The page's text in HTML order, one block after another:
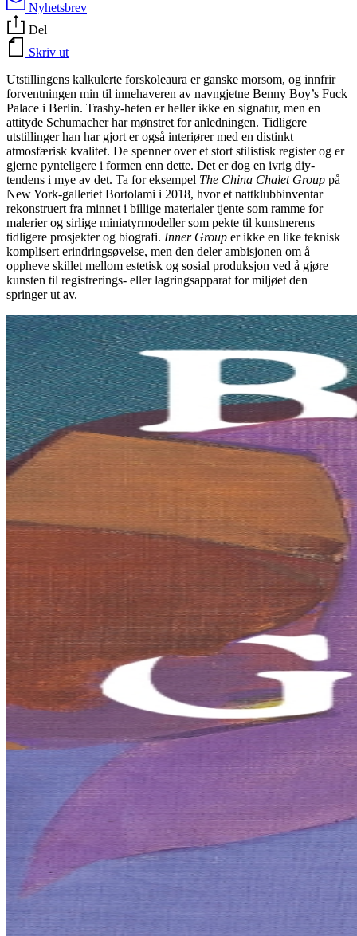
Nyhetsbrev
Del
Skriv ut
Utstillingens kalkulerte forskoleaura er ganske morsom, og innfrir
forventningen min til innehaveren av navngjetne Benny Boy’s Fuck
Palace i Berlin. Trashy-heten er heller ikke en signatur, men en
attityde Schumacher har mønstret for anledningen. Tidligere
utstillinger han har gjort er også interiører med en distinkt
atmosfærisk kvalitet. De spenner over et stort stilistisk register og er
gjerne pynteligere i formen enn dette. Det er dog en ivrig diy-
tendens i mye av det. Ta for eksempel The China Chalet Group på
New York-galleriet Bortolami i 2018, hvor et nattklubbinventar
rekonstruert fra minnet i billige materialer tjente som ramme for
malerier og sirlige miniatyrmodeller som pekte til kunstnerens
tidligere prosjekter og biografi. Inner Group er ikke en like teknisk
komplisert erindringsøvelse, men den deler ambisjonen om å
oppheve skillet mellom estetisk og sosial produksjon ved å gjøre
kunsten til registrerings- eller lagringsapparat for miljøet den
springer ut av.